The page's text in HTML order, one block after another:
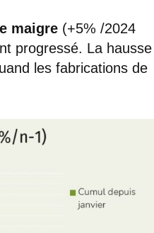
maigre (+5% /2024
progressé. La hausse
les fabrications de